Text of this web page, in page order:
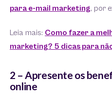
para e-mail marketing, por
Leia mais: Como fazer a
marketing? 5 dicas para
2 – Apresente os
online